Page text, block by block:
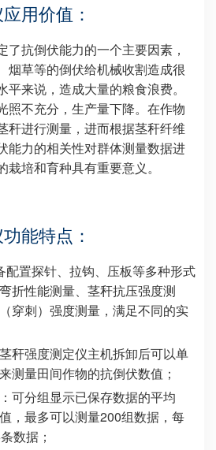
用价值：
了抗倒伏能力的一个主要因素，
烟草等的倒伏给机械收割造成很
来说，造成大量的粮食浪费。
照不充分，生产量下降。在作物
秆进行测量，进而根据茎秆纤维
能力的相关性对群体测量数据进
培和育种具有重要意义。
能特点：
配置探针、拉钩、压板等多种形式
折性能测量、茎秆抗压强度测
穿刺）强度测量，满足不同的实
秆强度测定仪主机拆卸后可以单
测量田间作物的抗倒伏数值；
可分组显示已保存数据的平均
，最多可以测量200组数据，每
数据；